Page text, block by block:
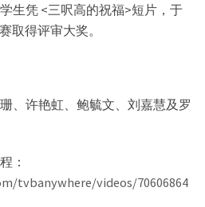
生凭 <三呎高的祝福>短片，于
取得评审大奖。
、许艳虹、鲍毓文、刘嘉慧及罗
：
tvbanywhere/videos/70606864